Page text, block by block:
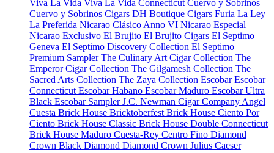
Viva La Vida Viva La Vida Connecticut Cuervo y Sobrinos
Cuervo y Sobrinos Cigars DH Boutique Cigars Furia La Ley
La Preferida Nicarao Clásico Anno VI Nicarao Especial
Nicarao Exclusivo El Brujito El Brujito Cigars El Septimo
Geneva El Septimo Discovery Collection El Septimo
Premium SamplerThe Culinary Art Cigar Collection The
Emperor Cigar Collection The Gilgamesh Collection The
Sacred Arts Collection The Zaya Collection EscobarEscobar
Connecticut Escobar Habano Escobar Maduro Escobar Ultra
Black Escobar SamplerJ.C. Newman Cigar Company Angel
Cuesta Brick House Bricktoberfest Brick House Ciento Por
Ciento Brick House Classic Brick House Double Connecticut
Brick House Maduro Cuesta-Rey Centro Fino Diamond
Crown Black Diamond Diamond Crown Julius Caeser